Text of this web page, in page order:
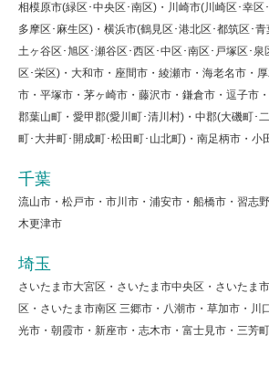
相模原市(緑区･中央区･南区)・川崎市(川崎区･幸区
多摩区･麻生区)・横浜市(鶴見区･港北区･都筑区･
土ヶ谷区･旭区･瀬谷区･西区･中区･南区･戸塚区･泉
区･栄区)・大和市・座間市・綾瀬市・海老名市・
市・平塚市・茅ヶ崎市・藤沢市・鎌倉市・逗子市
郡葉山町・愛甲郡(愛川町･清川村)・中郡(大磯町･
町･大井町･開成町･松田町･山北町)・南足柄市・小
千葉
流山市・松戸市・市川市・浦安市・船橋市・習志
木更津市
埼玉
さいたま市大宮区・さいたま市中央区・さいたま
区・さいたま市南区 三郷市・八潮市・草加市・川
光市・朝霞市・新座市・志木市・富士見市・三芳町